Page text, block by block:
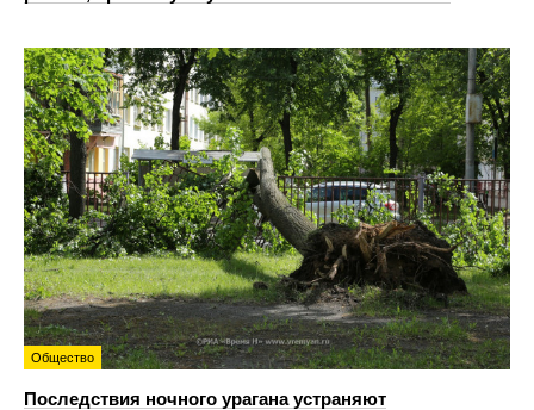
Общество
Последствия ночного урагана устраняют